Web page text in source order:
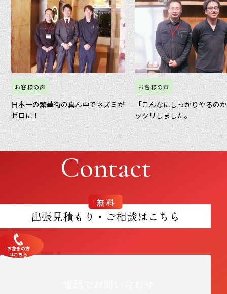
お客様の声
日本一の繁華街の真ん中でネズミが
ゼロに！
お客様の声
「こんなにしっかりやるの
ックリしました。
Contact
無料
出張見積もり・ご相談はこちら
お急ぎの方
はこちら